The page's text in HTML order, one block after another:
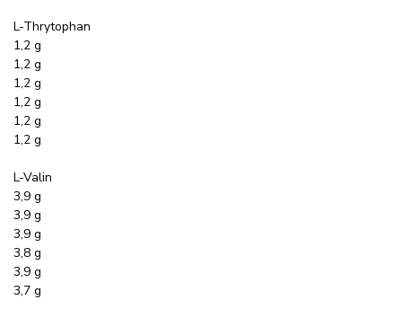
L-Thrytophan
1,2 g
1,2 g
1,2 g
1,2 g
1,2 g
1,2 g
L-Valin
3,9 g
3,9 g
3,9 g
3,8 g
3,9 g
3,7 g